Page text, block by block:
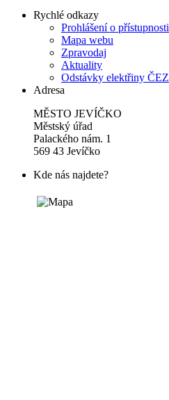
Rychlé odkazy
Prohlášení o přístupnosti
Mapa webu
Zpravodaj
Aktuality
Odstávky elektřiny ČEZ
Adresa
MĚSTO JEVÍČKO
Městský úřad
Palackého nám. 1
569 43 Jevíčko
Kde nás najdete?